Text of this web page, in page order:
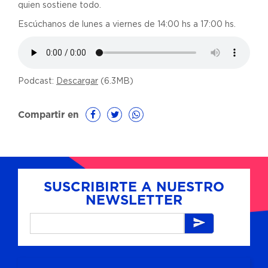
quien sostiene todo.
Escúchanos de lunes a viernes de 14:00 hs a 17:00 hs.
Podcast: Descargar (6.3MB)
Compartir en
SUSCRIBIRTE A NUESTRO
NEWSLETTER